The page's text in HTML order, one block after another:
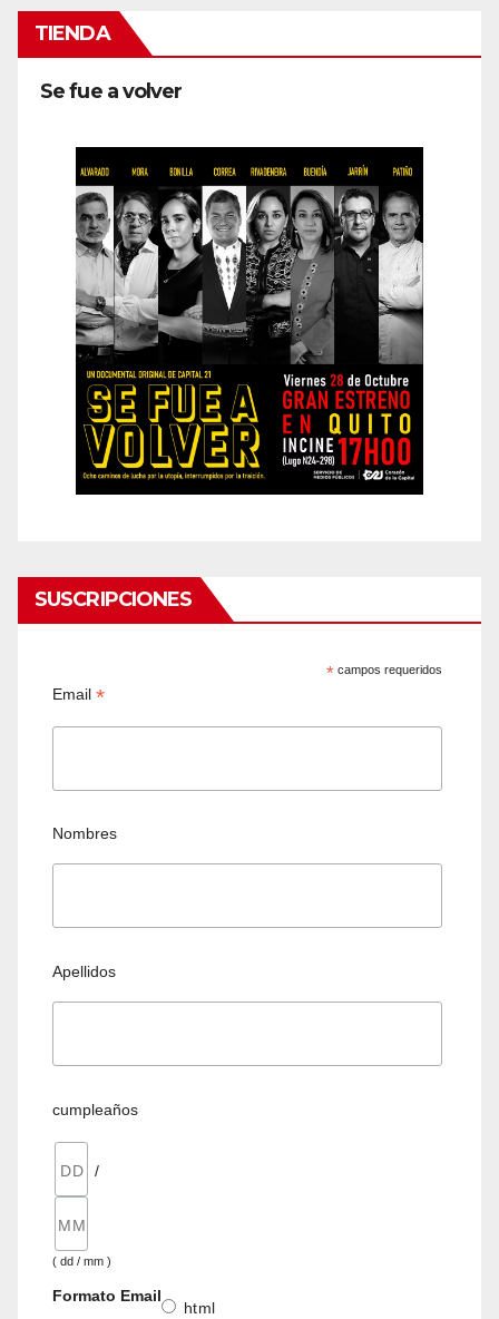
TIENDA
Se fue a volver
SUSCRIPCIONES
* campos requeridos
Email*
Nombres
Apellidos
cumpleaños
/
( dd / mm )
Formato Email
html